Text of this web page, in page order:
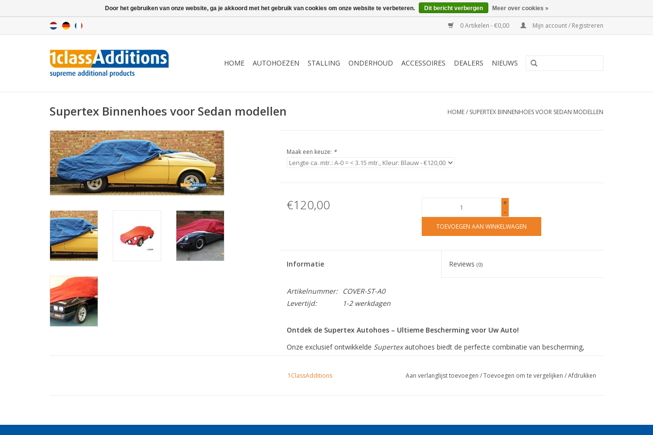
0 Artikelen - €0,00 Mijn account / Registreren
HOME AUTOHOEZEN STALLING ONDERHOUD ACCESSOIRES DEALERS NIEUWS
Supertex Binnenhoes voor Sedan modellen HOME/ SUPERTEX BINNENHOES VOOR SEDAN MODELLEN
Maak een keuze: *
€120,00
+
-
TOEVOEGEN AAN WINKELWAGEN
Informatie Reviews(0)
Artikelnummer:
COVER-ST-A0
Levertijd:
1-2 werkdagen
Ontdek de Supertex Autohoes – Ultieme Bescherming voor Uw Auto!
Onze exclusief ontwikkelde Supertexautohoes biedt de perfecte combinatie van bescherming,
auto in topconditie te houden.
ontsnappen, waardoor condens geen kans krijgt.
1ClassAdditions Aan verlanglijst toevoegen /Toevoegen om te vergelijken /Afdrukken
Door het gebruiken van onze website, ga je akkoord met het gebruik van cookies om onze website te verbeteren. Dit bericht verbergen Meer over cookies »